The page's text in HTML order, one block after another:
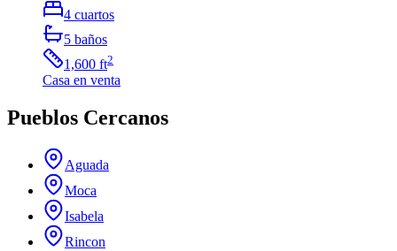
4 cuartos
5 baños
1,600 ft2
Casa en venta
Pueblos Cercanos
Aguada
Moca
Isabela
Rincon